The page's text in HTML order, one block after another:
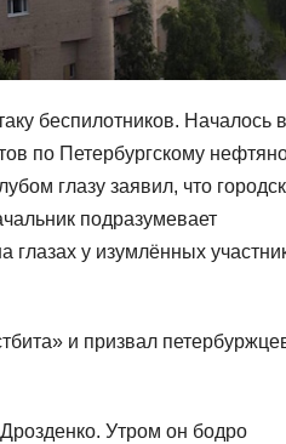
беспилотников. Началось в
по Петербургскому
глазу заявил, что
подразумевает
у изумлённых
и призвал
Утром он бодро